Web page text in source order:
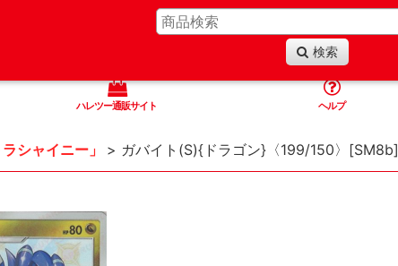
検索
ハレツー通販サイト ヘルプ
シャイニー」 > ガバイト(S){ドラゴン}〈199/150〉[SM8b]